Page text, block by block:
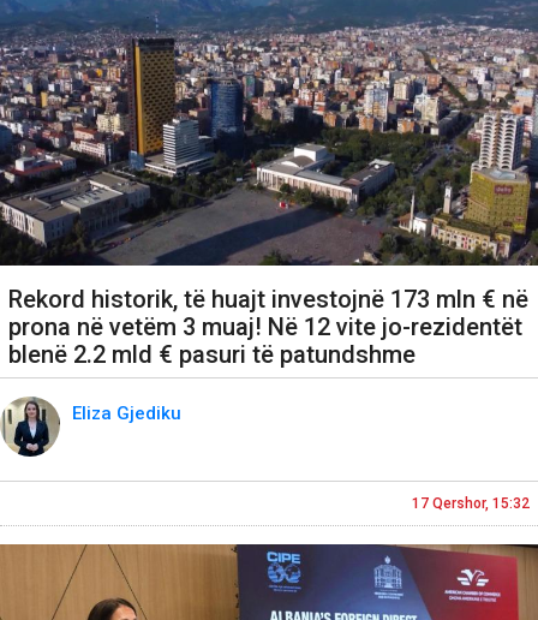
Rekord historik, të huajt investojnë 173 mln € në
prona në vetëm 3 muaj! Në 12 vite jo-rezidentët
blenë 2.2 mld € pasuri të patundshme
Eliza Gjediku
17 Qershor, 15:32